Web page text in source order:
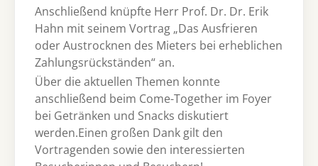
Anschließend knüpfte Herr Prof. Dr. Dr. Erik
Hahn mit seinem Vortrag „Das Ausfrieren
oder Austrocknen des Mieters bei erheblichen
Zahlungsrückständen“ an.
Über die aktuellen Themen konnte
anschließend beim Come-Together im Foyer
bei Getränken und Snacks diskutiert
werden.Einen großen Dank gilt den
Vortragenden sowie den interessierten